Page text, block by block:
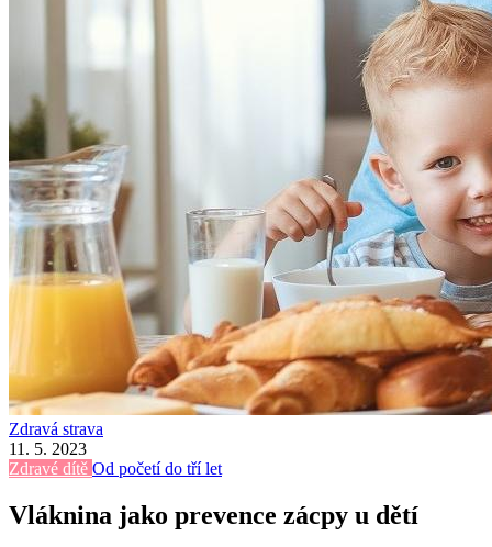
Zdravá strava
11. 5. 2023
Zdravé dítě Od početí do tří let
Vláknina jako prevence zácpy u dětí